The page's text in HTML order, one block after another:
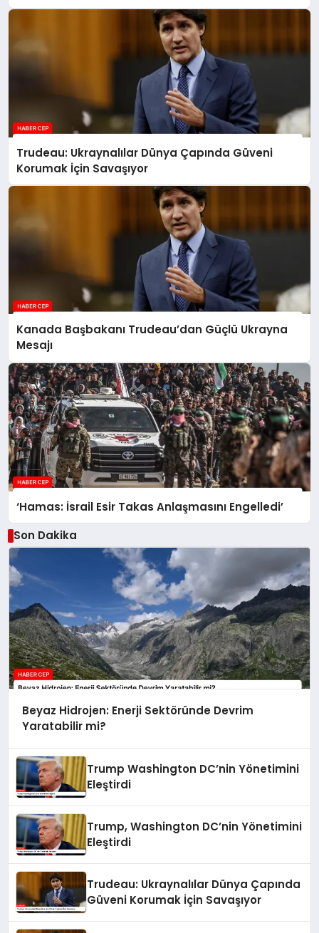
Trudeau: Ukraynalılar Dünya Çapında Güveni
Korumak İçin Savaşıyor
Kanada Başbakanı Trudeau’dan Güçlü Ukrayna
Mesajı
‘Hamas: İsrail Esir Takas Anlaşmasını Engelledi’
Son Dakika
Beyaz Hidrojen: Enerji Sektöründe Devrim
Yaratabilir mi?
Trump Washington DC’nin Yönetimini
Eleştirdi
Trump, Washington DC’nin Yönetimini
Eleştirdi
Trudeau: Ukraynalılar Dünya Çapında
Güveni Korumak İçin Savaşıyor